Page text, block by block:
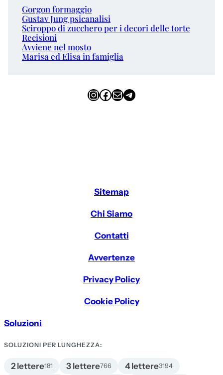
Gorgon formaggio
Gustav Jung psicanalisi
Sciroppo di zucchero per i decori delle torte
Recisioni
Avviene nel mosto
Marisa ed Elisa in famiglia
InstagramFacebook Email Telegram
Sitemap
Chi Siamo
Contatti
Avvertenze
Privacy Policy
Cookie Policy
Soluzioni
SOLUZIONI PER LUNGHEZZA:
2 lettere181 3 lettere766 4 lettere3194